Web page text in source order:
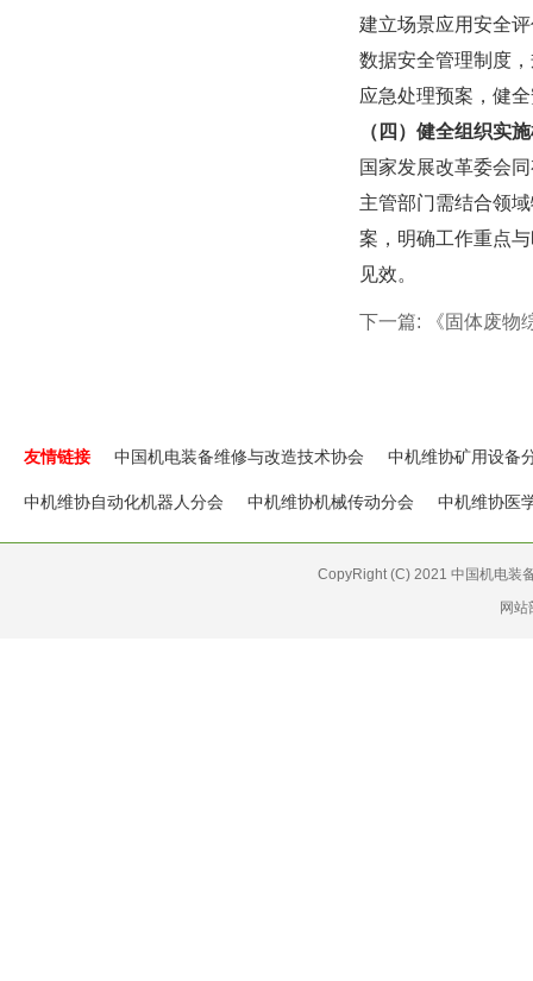
建立场景应用安全
数据安全管理制度
应急处理预案，健
（四）健全组织实
国家发展改革委会
主管部门需结合领
案，明确工作重点
见效。
下一篇: 《固体废物
友情链接 中国机电装备维修与改造技术协会 中机维协矿用设备
中机维协自动化机器人分会 中机维协机械传动分会 中机维协医
CopyRight (C) 2021 中国机电装
网